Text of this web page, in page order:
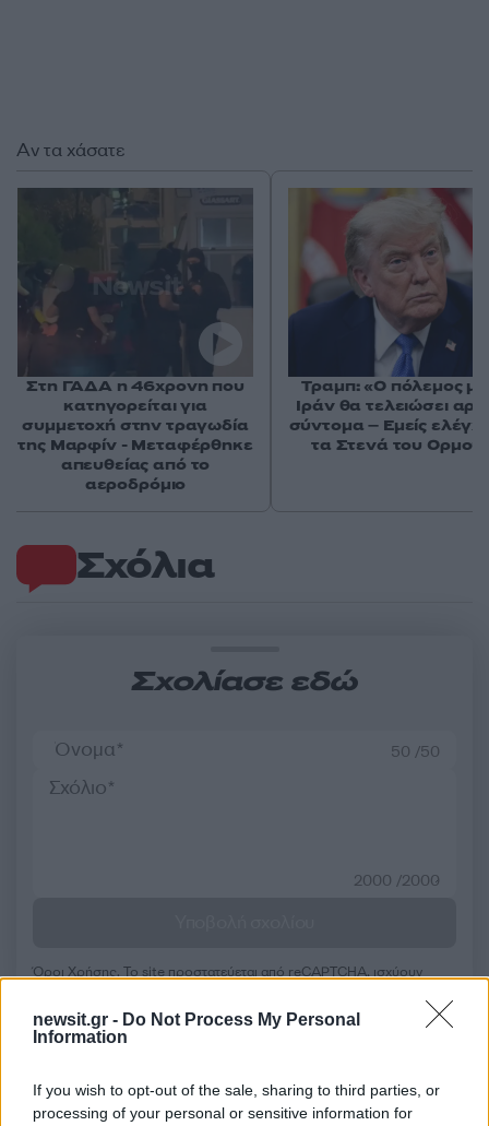
newsit.gr - Do Not Process My Personal
Information
If you wish to opt-out of the sale, sharing to third parties, or
processing of your personal or sensitive information for
Σχόλια
Σχολίασε εδώ
50 /50
2000 /2000
Όροι Χρήσης. Το site προστατεύεται από reCAPTCHA, ισχύουν
Κόσμος
Share:
Αν τα χάσατε
Στη ΓΑΔΑ η 46χρονη που
κατηγορείται για
συμμετοχή στην τραγωδία
της Μαρφίν - Μεταφέρθηκε
απευθείας από το
αεροδρόμιο
Τραμπ: «Ο πόλεμος με
Ιράν θα τελειώσει
σύντομα – Εμείς
τα Στενά του